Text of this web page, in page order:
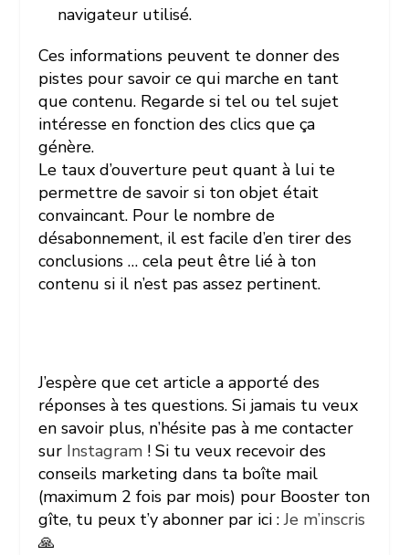
navigateur utilisé.
Ces informations peuvent te donner des
pistes pour savoir ce qui marche en tant
que contenu. Regarde si tel ou tel sujet
intéresse en fonction des clics que ça
génère.
Le taux d’ouverture peut quant à lui te
permettre de savoir si ton objet était
convaincant. Pour le nombre de
désabonnement, il est facile d’en tirer des
conclusions … cela peut être lié à ton
contenu si il n’est pas assez pertinent.
J’espère que cet article a apporté des
réponses à tes questions. Si jamais tu veux
en savoir plus, n’hésite pas à me contacter
sur Instagram ! Si tu veux recevoir des
conseils marketing dans ta boîte mail
(maximum 2 fois par mois) pour Booster ton
gîte, tu peux t’y abonner par ici :Je m’inscris
🙏